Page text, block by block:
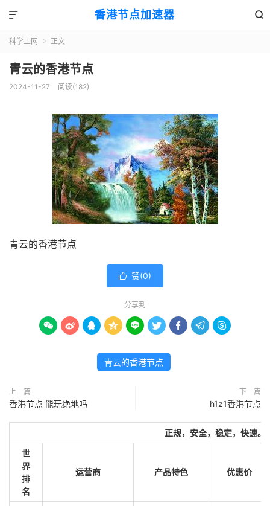
香港节点加速器 

科学上网  正文
青云的香港节点
2024-11-27 阅读(182)
青云的香港节点
 赞(0)
分享到
        
青云的香港节点
上一篇
香港节点 能玩绝地吗
下一篇
h1z1香港节点
正规，安全，稳定，快速。
世
界
排
名
运营商 产品特色 优惠价